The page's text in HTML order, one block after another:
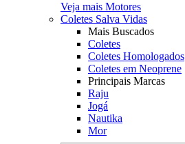
Veja mais Motores
Coletes Salva Vidas
Mais Buscados
Coletes
Coletes Homologados
Coletes em Neoprene
Principais Marcas
Raju
Jogá
Nautika
Mor